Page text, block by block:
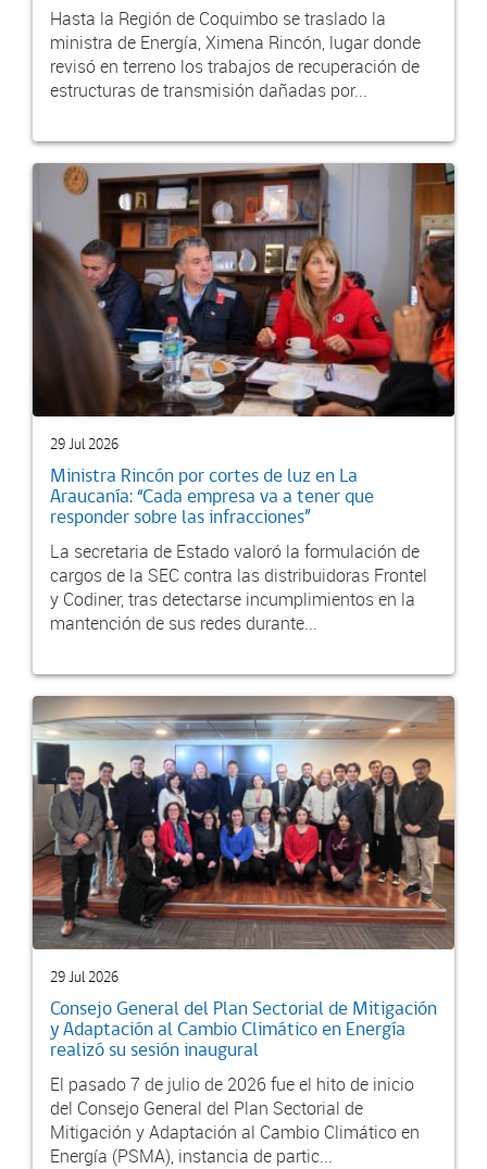
Hasta la Región de Coquimbo se traslado la
ministra de Energía, Ximena Rincón, lugar donde
revisó en terreno los trabajos de recuperación de
estructuras de transmisión dañadas por...
29 Jul 2026
Ministra Rincón por cortes de luz en La
Araucanía: “Cada empresa va a tener que
responder sobre las infracciones”
La secretaria de Estado valoró la formulación de
cargos de la SEC contra las distribuidoras Frontel
y Codiner, tras detectarse incumplimientos en la
mantención de sus redes durante...
29 Jul 2026
Consejo General del Plan Sectorial de Mitigación
y Adaptación al Cambio Climático en Energía
realizó su sesión inaugural
El pasado 7 de julio de 2026 fue el hito de inicio
del Consejo General del Plan Sectorial de
Mitigación y Adaptación al Cambio Climático en
Energía (PSMA), instancia de partic...